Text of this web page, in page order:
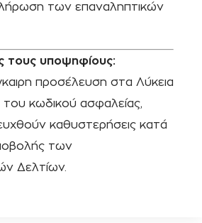
των επαναληπτικών
τους υποψηφίους:
προσέλευση στα Λύκεια
κωδικού ασφαλείας,
καθυστερήσεις κατά
των
Δελτίων.